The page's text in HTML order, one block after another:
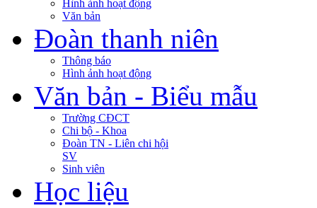
Hình ảnh hoạt động
Văn bản
Đoàn thanh niên
Thông báo
Hình ảnh hoạt động
Văn bản - Biểu mẫu
Trường CĐCT
Chi bộ - Khoa
Đoàn TN - Liên chi hội
SV
Sinh viên
Học liệu